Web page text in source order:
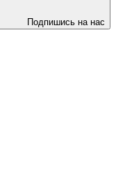
Подпишись на нас